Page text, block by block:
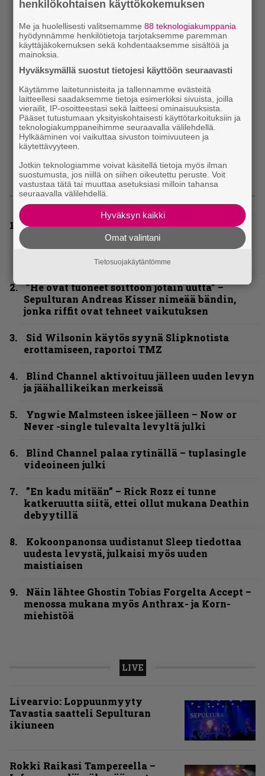
LUETUIMMAT
”Metallica on tiukempi kuin koskaan ja te
haluatte jonkun nulikan yrittävän olla
Hetfield?” – Pepper Keenan muisteli
ensimmäistä koesoittoaan hevijätin kanssa
”He ovat tuoneet soittoon jotain uutta” –
Sepulturan Andreas Kisser nimeää bändin,
jonka riffit ovat tehneet vaikutuksen
Sid Wilsonin käytös syynä Slipknotista
erottamiseen, raportoi TMZ
Blind Channel aktivoituu jälleen uuden levyn
ja jäähallikeikan merkeissä
Yngwie Malmsteen iskee jälleen – Now or
Never -single tulevalta levyltä julki
Blind Channel palaa rytinällä – tuplasingle
videoineen julki
”En kadu mitään” – Rick Rozz ei tunne
katkeruutta siitä, ettei ollut mukana Deathin
debyytillä
Kokoonpanonsa uudistanut Sleep tiedottaa
uudesta levystä, julkaisi myös uuden
maistiaisen
Näin lähtee Ghostin Tobias Forgelta Accept –
menossa mukana myös Anthrax- ja Korn-
miehistöä
LIVE
Livearvio: Loppuunmyyty
Tavastia saatteli Sepulturan
ikiuneen
Rokki Raikasi Tampereella –
henkilökohtaisen käyttökokemuksen
Me ja huolellisesti valitsemamme88 teknologiakumppania
hyödynnämme henkilötietoja tarjotaksemme paremman
käyttäjäkokemuksen sekä kohdentaaksemme sisältöä ja
mainoksia.
Hyväksymällä suostut tietojesi käyttöön seuraavasti
Käytämme laitetunnisteita ja tallennamme evästeitä
laitteellesi saadaksemme tietoja esimerkiksi sivuista, joilla
vierailit, IP-osoitteestasi sekä laitteesi ominaisuuksista.
Pääset tutustumaan yksityiskohtaisesti käyttötarkoituksiin ja
teknologiakumppaneihimme seuraavalla välilehdellä.
Hylkääminen voi vaikuttaa sivuston toimivuuteen ja
käytettävyyteen.
Jotkin teknologiamme voivat käsitellä tietoja myös ilman
suostumusta, jos niillä on siihen oikeutettu peruste. Voit
vastustaa tätä tai muuttaa asetuksiasi milloin tahansa
seuraavalla välilehdellä.
Hyväksyn kaikki
Omat valintani
Tietosuojakäytäntömme